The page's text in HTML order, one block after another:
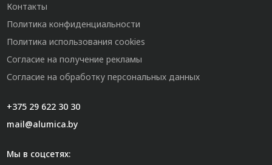
Контакты
Политика конфиденциальности
Политика использования cookies
Согласие на получение рекламы
Согласие на обработку персональных данных
+375 29 622 30 30
mail@alumica.by
Мы в соцсетях: